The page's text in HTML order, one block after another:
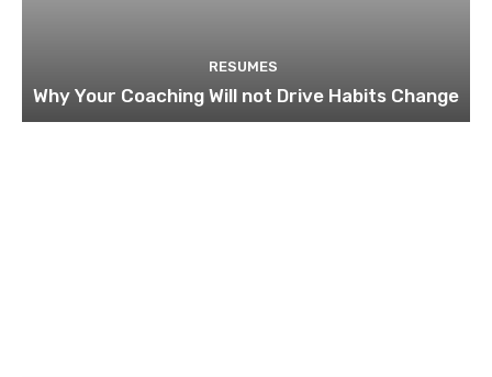
RESUMES
Why Your Coaching Will not Drive Habits Change